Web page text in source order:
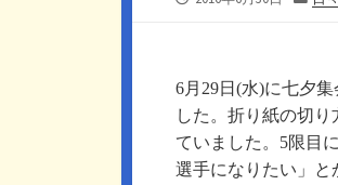
ー
6月 29日(水)に七夕集
した。折り紙の切
ていました。 5限目
選手になりたい」と